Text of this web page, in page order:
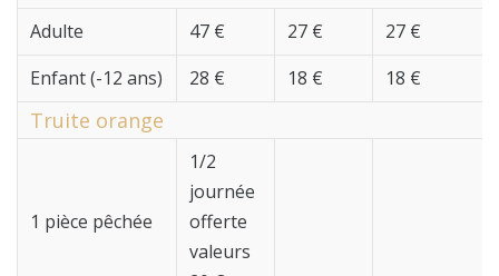
Adulte 47 € 27 €
27 €
Enfant (-12 ans)
28 € 18 € 18 €
Truite orange
1 pièce pêchée
1/2
journée
offerte
valeurs